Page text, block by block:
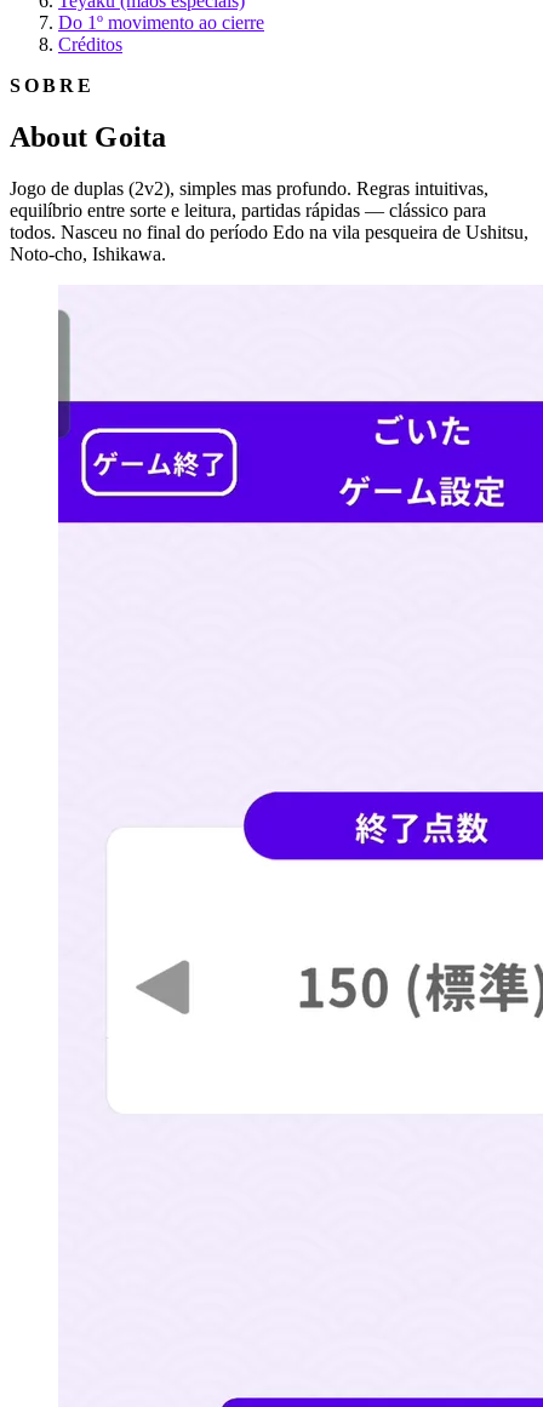
Do 1º movimento ao cierre
Créditos
SOBRE
About Goita
Jogo de duplas (2v2), simples mas profundo. Regras intuitivas,
equilíbrio entre sorte e leitura, partidas rápidas — clássico para
todos. Nasceu no final do período Edo na vila pesqueira de Ushitsu,
Noto-cho, Ishikawa.